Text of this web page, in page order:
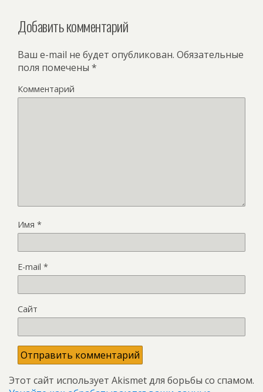
Добавить комментарий
Ваш e-mail не будет опубликован. Обязательные
поля помечены *
Комментарий
Имя *
E-mail *
Сайт
Этот сайт использует Akismet для борьбы со спамом.